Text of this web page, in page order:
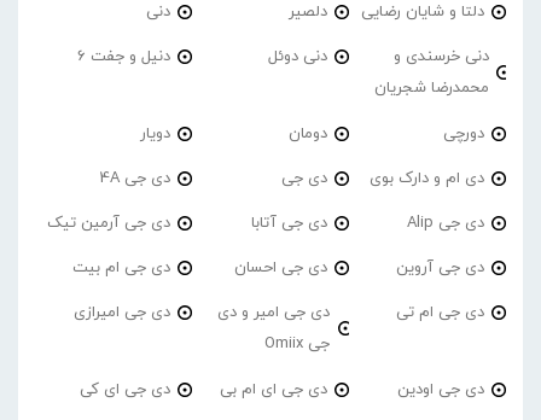
دلتا و شایان رضایی دلصیر دنی
دنی خرسندی و
محمدرضا شجریان
دنی دوئل دنیل و جفت 6
دورچی دومان دویار
دی ام و دارک بوی دی جی دی جی 4A
دی جی Alip دی جی آتابا دی جی آرمین تیک
دی جی آروین دی جی احسان دی جی ام بیت
دی جی ام تی
دی جی امیر و دی
جی Omiix
دی جی امیرازی
دی جی اودین دی جی ای ام بی دی جی ای کی